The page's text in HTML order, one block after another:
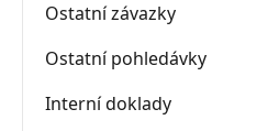
Ostatní závazky
Ostatní pohledávky
Interní doklady